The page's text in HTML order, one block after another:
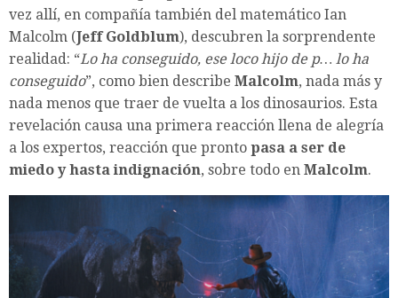
vez allí, en compañía también del matemático Ian
Malcolm (Jeff Goldblum), descubren la sorprendente
realidad: “Lo ha conseguido, ese loco hijo de p… lo ha
conseguido”, como bien describe Malcolm, nada más y
nada menos que traer de vuelta a los dinosaurios. Esta
revelación causa una primera reacción llena de alegría
a los expertos, reacción que pronto pasa a ser de
miedo y hasta indignación, sobre todo en Malcolm.